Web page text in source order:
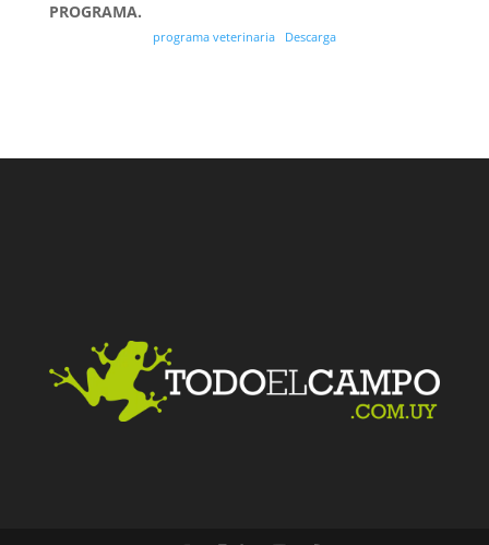
PROGRAMA.
programa veterinaria Descarga